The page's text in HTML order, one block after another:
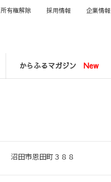
からふるマガジン New
所有権解除 採用情報 企業情報
沼田市恩田町３８８